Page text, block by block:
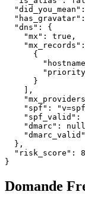
  "dns": {
    "mx": true,
      {
      }
    ],
"spf":
"spf_valid":
"dmarc":
  },
"risk_score":
}
Domande